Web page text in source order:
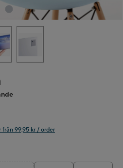
från 99,95 kr / order